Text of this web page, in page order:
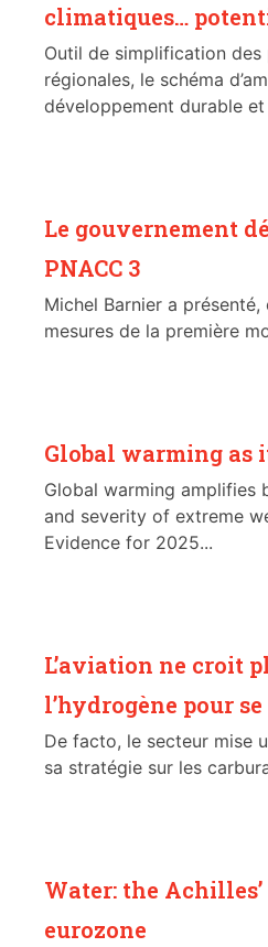
climatiques…
Outil de simplification
régionales, le schéma
développement durable et
Le gouvernement
PNACC 3
Michel Barnier a
mesures de la première
Global warming as
Global warming amplifies
and severity of extreme
Evidence for 2025...
L’aviation ne croit
l’hydrogène pour
De facto, le secteur mise
sa stratégie sur les
Water: the
eurozone